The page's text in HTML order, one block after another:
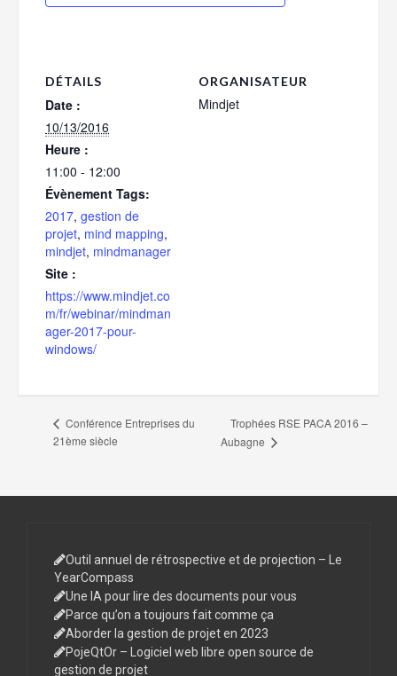
DÉTAILS
Date :
10/13/2016
Heure :
11:00 - 12:00
Évènement Tags:
2017, gestion de
projet, mind mapping,
mindjet, mindmanager
Site :
https://www.mindjet.co
m/fr/webinar/mindman
ager-2017-pour-
windows/
ORGANISATEUR
Mindjet
Conférence Entreprises du
21ème siècle
Trophées RSE PACA 2016 –
Aubagne
Outil annuel de rétrospective et de projection – Le
YearCompass
Une IA pour lire des documents pour vous
Parce qu’on a toujours fait comme ça
Aborder la gestion de projet en 2023
PojeQtOr – Logiciel web libre open source de
gestion de projet